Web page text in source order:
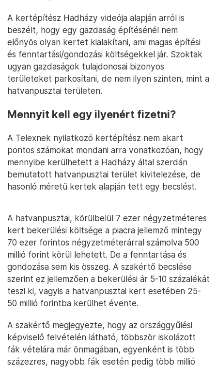
A kertépítész Hadházy videója alapján arról is
beszélt, hogy egy gazdaság építésénél nem
előnyös olyan kertet kialakítani, ami magas építési
és fenntartási/gondozási költségekkel jár. Szoktak
ugyan gazdaságok tulajdonosai bizonyos
területeket parkosítani, de nem ilyen szinten, mint a
hatvanpusztai területen.
Mennyit kell egy ilyenért fizetni?
A Telexnek nyilatkozó kertépítész nem akart
pontos számokat mondani arra vonatkozóan, hogy
mennyibe kerülhetett a Hadházy által szerdán
bemutatott hatvanpusztai terület kivitelezése, de
hasonló méretű kertek alapján tett egy becslést.
A hatvanpusztai, körülbelül 7 ezer négyzetméteres
kert bekerülési költsége a piacra jellemző mintegy
70 ezer forintos négyzetméterárral számolva 500
millió forint körül lehetett. De a fenntartása és
gondozása sem kis összeg. A szakértő becslése
szerint ez jellemzően a bekerülési ár 5-10 százalékát
teszi ki, vagyis a hatvanpusztai kert esetében 25-
50 millió forintba kerülhet évente.
A szakértő megjegyezte, hogy az országgyűlési
képviselő felvételén látható, többször iskolázott
fák vételára már önmagában, egyenként is több
százezres, nagyobb fák esetén pedig több millió